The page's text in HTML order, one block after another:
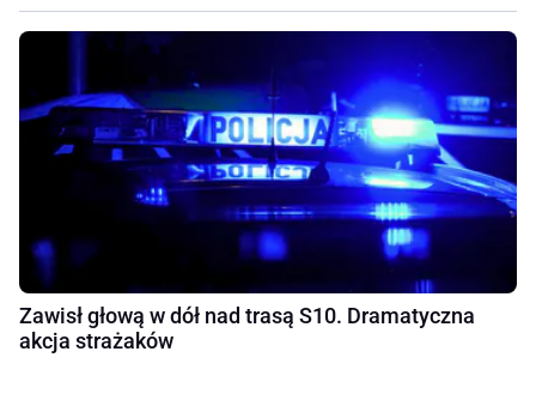
Zawisł głową w dół nad trasą S10. Dramatyczna
akcja strażaków